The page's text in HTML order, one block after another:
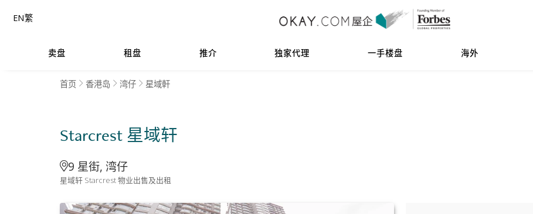
卖盘 租盘 推介 独家代理 一手楼盘 海外
EN繁
首页 香港岛 湾仔 星域軒
Starcrest 星域轩
9 星街, 湾仔
星域轩 Starcrest 物业出售及出租